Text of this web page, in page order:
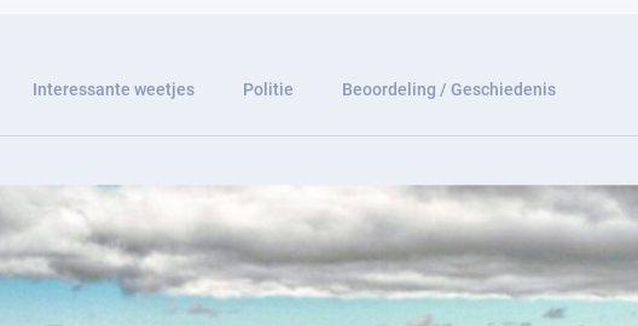
Interessante weetjes Politie Beoordeling / Geschiedenis